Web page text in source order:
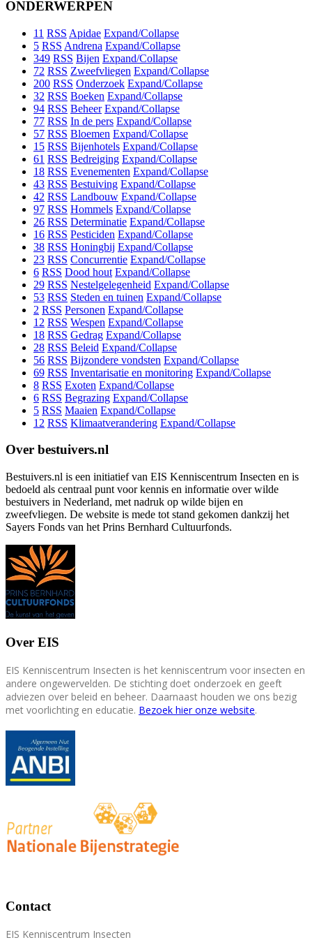
ONDERWERPEN
11 RSS Apidae Expand/Collapse
5 RSS Andrena Expand/Collapse
349 RSS Bijen Expand/Collapse
72 RSS Zweefvliegen Expand/Collapse
200 RSS Onderzoek Expand/Collapse
32 RSS Boeken Expand/Collapse
94 RSS Beheer Expand/Collapse
77 RSS In de pers Expand/Collapse
57 RSS Bloemen Expand/Collapse
15 RSS Bijenhotels Expand/Collapse
61 RSS Bedreiging Expand/Collapse
18 RSS Evenementen Expand/Collapse
43 RSS Bestuiving Expand/Collapse
42 RSS Landbouw Expand/Collapse
97 RSS Hommels Expand/Collapse
26 RSS Determinatie Expand/Collapse
16 RSS Pesticiden Expand/Collapse
38 RSS Honingbij Expand/Collapse
23 RSS Concurrentie Expand/Collapse
6 RSS Dood hout Expand/Collapse
29 RSS Nestelgelegenheid Expand/Collapse
53 RSS Steden en tuinen Expand/Collapse
2 RSS Personen Expand/Collapse
12 RSS Wespen Expand/Collapse
18 RSS Gedrag Expand/Collapse
28 RSS Beleid Expand/Collapse
56 RSS Bijzondere vondsten Expand/Collapse
69 RSS Inventarisatie en monitoring Expand/Collapse
8 RSS Exoten Expand/Collapse
6 RSS Begrazing Expand/Collapse
5 RSS Maaien Expand/Collapse
12 RSS Klimaatverandering Expand/Collapse
Over bestuivers.nl
Bestuivers.nl is een initiatief van EIS Kenniscentrum Insecten en is
bedoeld als centraal punt voor kennis en informatie over wilde
bestuivers in Nederland, met nadruk op wilde bijen en
zweefvliegen. De website is mede tot stand gekomen dankzij het
Sayers Fonds van het Prins Bernhard Cultuurfonds.
Over EIS
EIS Kenniscentrum Insecten is het kenniscentrum voor insecten en
andere ongewervelden. De stichting doet onderzoek en geeft
adviezen over beleid en beheer. Daarnaast houden we ons bezig
met voorlichting en educatie. Bezoek hier onze website.
Contact
EIS Kenniscentrum Insecten